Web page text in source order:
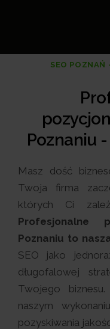
SEO POZNAŃ
Poznaniu
Masz dość
Twoja firma
których Ci
Profesjonalne
Poznaniu to
SEO jako
długofalowej
Twojego
naszym
pozyskiwania